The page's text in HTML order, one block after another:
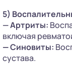
5)
— Артриты:
включая
—Синовиты:
сустава.